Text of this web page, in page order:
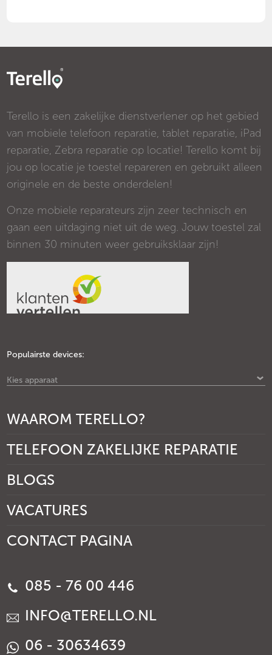
Terello is een zakelijke dienstverlener op het gebied
van mobiele telefoon reparatie, tablet reparatie, iPad
reparatie, Zebra reparatie op locatie! Terello komt bij
jou op locatie je toestel repareren en gebruikt alleen
originele en de beste onderdelen!
Onze mobiele reparateurs zijn zeer technisch en
gaan een uitdaging niet uit de weg. Jouw toestel zal
binnen 30 minuten weer gebruiksklaar zijn!
Populairste devices:
Kies apparaat
WAAROM TERELLO?
TELEFOON ZAKELIJKE REPARATIE
BLOGS
VACATURES
CONTACT PAGINA
085 - 76 00 446
INFO@TERELLO.NL
06 - 30634639